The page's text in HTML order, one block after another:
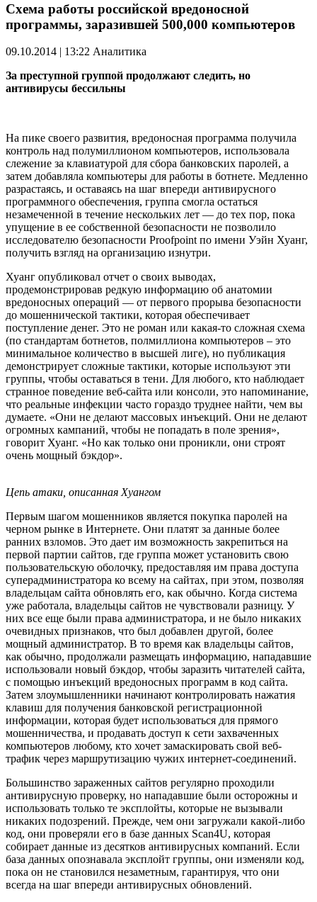
Схема работы российской вредоносной
программы, заразившей 500,000 компьютеров
09.10.2014 | 13:22 Аналитика
За преступной группой продолжают следить, но
антивирусы бессильны
На пике своего развития, вредоносная программа получила
контроль над полумиллионом компьютеров, использовала
слежение за клавиатурой для сбора банковских паролей, а
затем добавляла компьютеры для работы в ботнете. Медленно
разрастаясь, и оставаясь на шаг впереди антивирусного
программного обеспечения, группа смогла остаться
незамеченной в течение нескольких лет — до тех пор, пока
упущение в ее собственной безопасности не позволило
исследователю безопасности Proofpoint по имени Уэйн Хуанг,
получить взгляд на организацию изнутри.
Хуанг опубликовал отчет о своих выводах,
продемонстрировав редкую информацию об анатомии
вредоносных операций — от первого прорыва безопасности
до мошеннической тактики, которая обеспечивает
поступление денег. Это не роман или какая-то сложная схема
(по стандартам ботнетов, полмиллиона компьютеров – это
минимальное количество в высшей лиге), но публикация
демонстрирует сложные тактики, которые используют эти
группы, чтобы оставаться в тени. Для любого, кто наблюдает
странное поведение веб-сайта или консоли, это напоминание,
что реальные инфекции часто гораздо труднее найти, чем вы
думаете. «Они не делают массовых инъекций. Они не делают
огромных кампаний, чтобы не попадать в поле зрения»,
говорит Хуанг. «Но как только они проникли, они строят
очень мощный бэкдор».
Цепь атаки, описанная Хуангом
Первым шагом мошенников является покупка паролей на
черном рынке в Интернете. Они платят за данные более
ранних взломов. Это дает им возможность закрепиться на
первой партии сайтов, где группа может установить свою
пользовательскую оболочку, предоставляя им права доступа
суперадминистратора ко всему на сайтах, при этом, позволяя
владельцам сайта обновлять его, как обычно. Когда система
уже работала, владельцы сайтов не чувствовали разницу. У
них все еще были права администратора, и не было никаких
очевидных признаков, что был добавлен другой, более
мощный администратор. В то время как владельцы сайтов,
как обычно, продолжали размещать информацию, нападавшие
использовали новый бэкдор, чтобы заразить читателей сайта,
с помощью инъекций вредоносных программ в код сайта.
Затем злоумышленники начинают контролировать нажатия
клавиш для получения банковской регистрационной
информации, которая будет использоваться для прямого
мошенничества, и продавать доступ к сети захваченных
компьютеров любому, кто хочет замаскировать свой веб-
трафик через маршрутизацию чужих интернет-соединений.
Большинство зараженных сайтов регулярно проходили
антивирусную проверку, но нападавшие были осторожны и
использовать только те эксплойты, которые не вызывали
никаких подозрений. Прежде, чем они загружали какой-либо
код, они проверяли его в базе данных Scan4U, которая
собирает данные из десятков антивирусных компаний. Если
база данных опознавала эксплойт группы, они изменяли код,
пока он не становился незаметным, гарантируя, что они
всегда на шаг впереди антивирусных обновлений.